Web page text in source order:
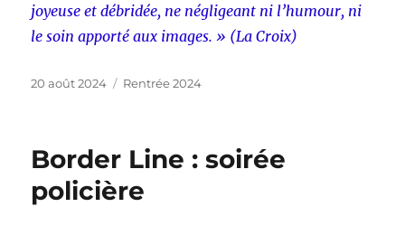
joyeuse et débridée, ne négligeant ni l’humour, ni
le soin apporté aux images. » (La Croix)
Publié
20 août 2024 Catégories
Rentrée 2024
Border Line : soirée
policière